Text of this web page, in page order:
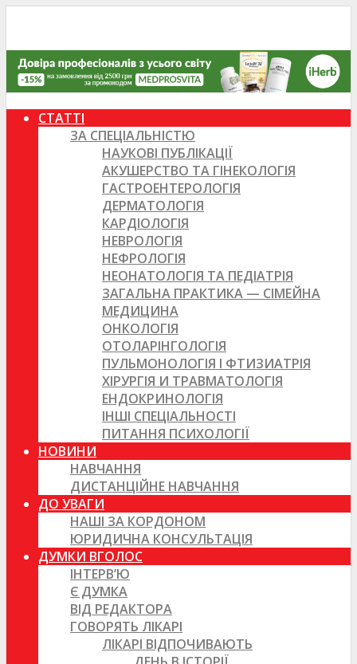
СТАТТІ
ЗА СПЕЦІАЛЬНІСТЮ
НАУКОВІ ПУБЛІКАЦІЇ
АКУШЕРСТВО ТА ГІНЕКОЛОГІЯ
ГАСТРОЕНТЕРОЛОГІЯ
ДЕРМАТОЛОГІЯ
КАРДІОЛОГІЯ
НЕВРОЛОГІЯ
НЕФРОЛОГІЯ
НЕОНАТОЛОГІЯ ТА ПЕДІАТРІЯ
ЗАГАЛЬНА ПРАКТИКА — СІМЕЙНА
МЕДИЦИНА
ОНКОЛОГІЯ
ОТОЛАРІНГОЛОГІЯ
ПУЛЬМОНОЛОГІЯ І ФТИЗИАТРІЯ
ХІРУРГІЯ И ТРАВМАТОЛОГІЯ
ЕНДОКРИНОЛОГІЯ
ІНШІ СПЕЦІАЛЬНОСТІ
ПИТАННЯ ПСИХОЛОГІЇ
НОВИНИ
НАВЧАННЯ
ДИСТАНЦІЙНЕ НАВЧАННЯ
ДО УВАГИ
НАШІ ЗА КОРДОНОМ
ЮРИДИЧНА КОНСУЛЬТАЦІЯ
ДУМКИ ВГОЛОС
ІНТЕРВ’Ю
Є ДУМКА
ВІД РЕДАКТОРА
ГОВОРЯТЬ ЛІКАРІ
ЛІКАРІ ВІДПОЧИВАЮТЬ